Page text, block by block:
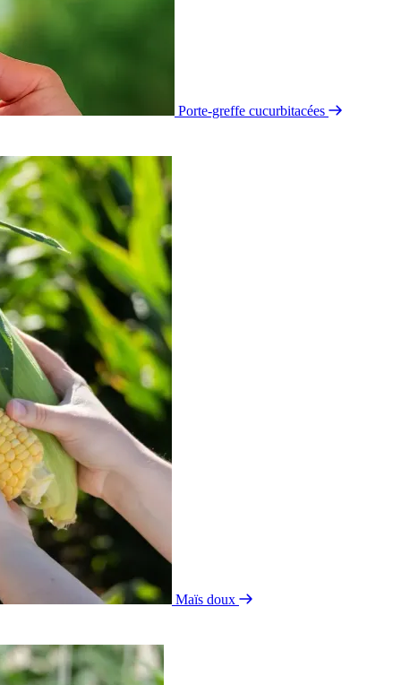
Porte-greffe cucurbitacées
Maïs doux